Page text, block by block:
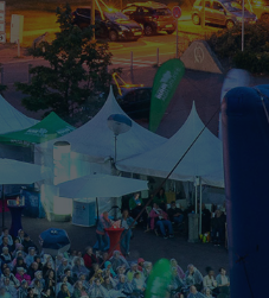
Suchseite mit Schnellsuche